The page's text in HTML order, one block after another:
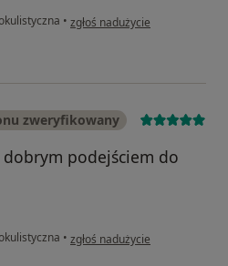
• w opinii użytkownika Ewelina
zgłoś nadużycie
zweryfikowany
podejściem do
• w opinii użytkownika Mixhi
zgłoś nadużycie